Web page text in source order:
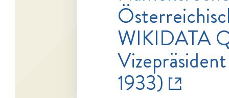
WIKIDATA
1933)